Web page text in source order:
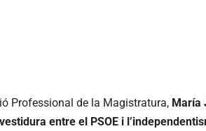
Professional de la Magistratura, María
entre el PSOE i